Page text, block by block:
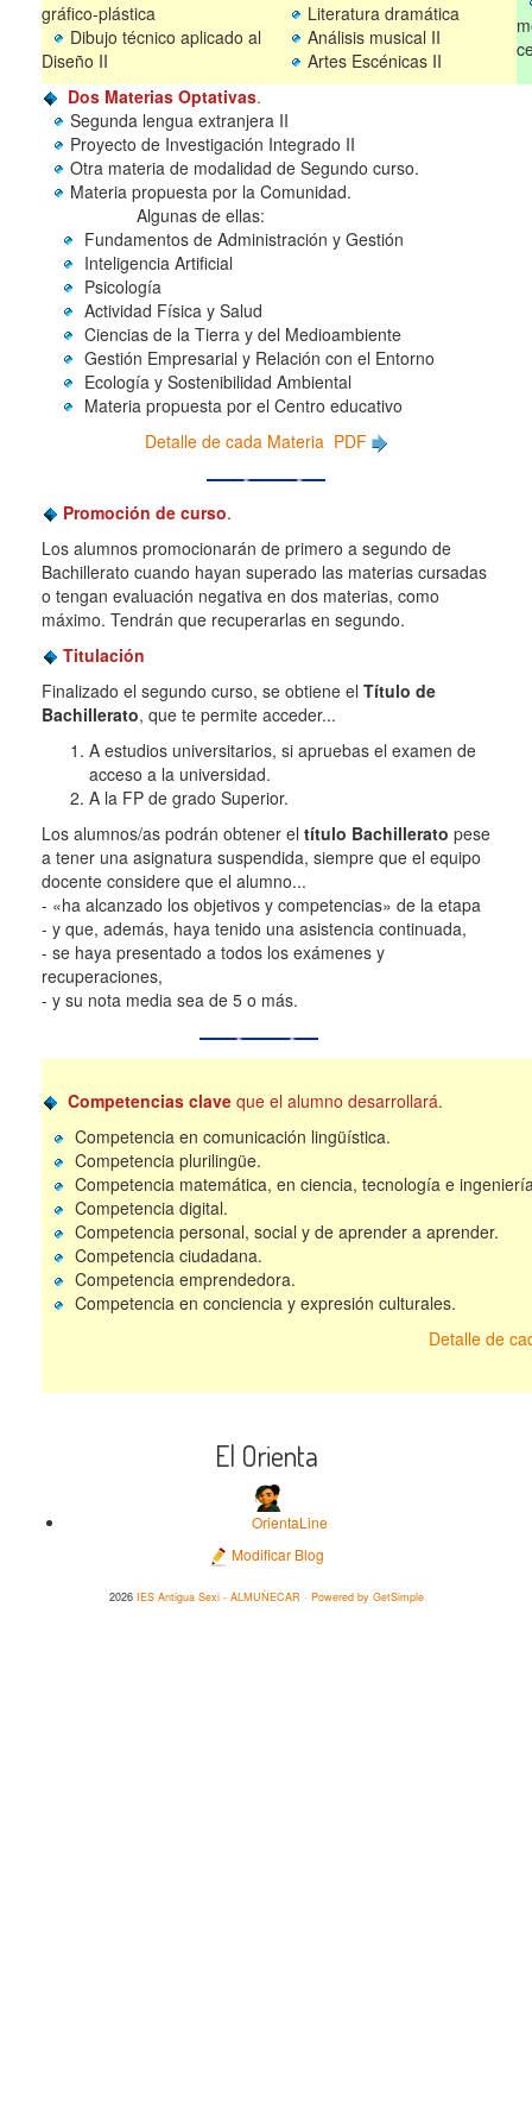
gráfico-plástica
Dibujo técnico aplicado al
Diseño II
Literatura dramática
Análisis musical II
Artes Escénicas II
Dos Materias Optativas.
Segunda lengua extranjera II
Proyecto de Investigación Integrado II
Otra materia de modalidad de Segundo curso.
Materia propuesta por la Comunidad.
Algunas de ellas:
Fundamentos de Administración y Gestión
Inteligencia Artificial
Psicología
Actividad Física y Salud
Ciencias de la Tierra y del Medioambiente
Gestión Empresarial y Relación con el Entorno
Ecología y Sostenibilidad Ambiental
Materia propuesta por el Centro educativo
Detalle de cada Materia PDF
Promoción de curso.
Los alumnos promocionarán de primero a segundo de
Bachillerato cuando hayan superado las materias cursadas
o tengan evaluación negativa en dos materias, como
máximo. Tendrán que recuperarlas en segundo.
Titulación
Finalizado el segundo curso, se obtiene el Título de
Bachillerato, que te permite acceder...
A estudios universitarios, si apruebas el examen de
acceso a la universidad.
A la FP de grado Superior.
Los alumnos/as podrán obtener el título Bachillerato pese
a tener una asignatura suspendida, siempre que el equipo
docente considere que el alumno...
- «ha alcanzado los objetivos y competencias» de la etapa
- y que, además, haya tenido una asistencia continuada,
- se haya presentado a todos los exámenes y
recuperaciones,
- y su nota media sea de 5 o más.
Competencias clave que el alumno desarrollará.
Competencia en comunicación lingüística.
Competencia plurilingüe.
Competencia matemática, en ciencia, tecnología e
Competencia digital.
Competencia personal, social y de aprender a aprender.
Competencia ciudadana.
Competencia emprendedora.
Competencia en conciencia y expresión culturales.
Detalle de
El Orienta
OrientaLine
Modificar Blog
2026 IES Antigua Sexi - ALMUÑECAR · Powered by GetSimple